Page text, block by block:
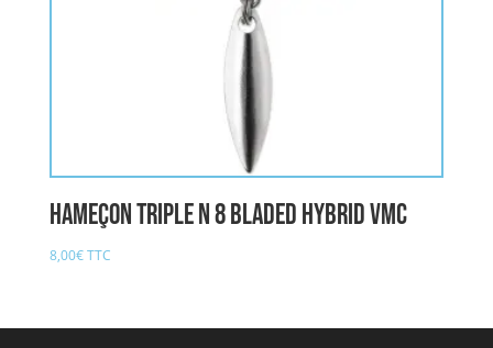
Hameçon Triple n 8 Bladed Hybrid VMC
8,00€TTC